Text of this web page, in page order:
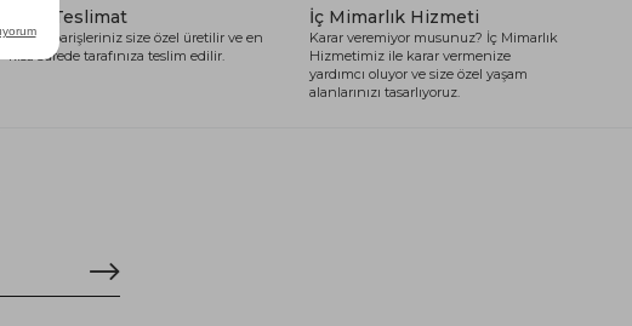
Hızlı Teslimat
Tüm siparişleriniz size özel üretilir ve en
kısa sürede tarafınıza teslim edilir.
İç Mimarlık Hizmeti
Karar veremiyor musunuz? İç Mimarlık
Hizmetimiz ile karar vermenize
yardımcı oluyor ve size özel yaşam
alanlarınızı tasarlıyoruz.